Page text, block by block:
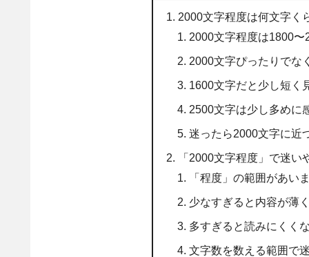
2000文字程度は何文字く
2000文字程度は1800
2000文字ぴったりでな
1600文字だと少し短く
2500文字は少し多めに
迷ったら2000文字に近
「2000文字程度」で迷い
「程度」の範囲があい
少なすぎると内容が薄
多すぎると読みにくく
文字数を数える範囲で